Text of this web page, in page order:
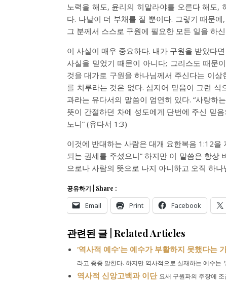
노력을 해도, 윤리의 히말라야를 오른다 해도
다. 나날이 더 부채를 질 뿐이다. 그렇기 때문
그 분께서 스스로 구원에 필요한 모든 일을 하
이 사실이 매우 중요하다. 내가 구원을 받았다
사실을 믿었기 때문이 아니다; 그리스도 때문
것을 대가로 구원을 하나님께서 주신다는 이
를 치루라는 것은 없다. 심지어 믿음이 그런
과라는 유다서의 말씀이 엄연히 있다. “사랑하
뜻이 간절하던 차에 성도에게 단번에 주신 믿
노니” (유다서 1:3)
이것에 반대하는 사람은 대개 요한복음 1:12을
되는 권세를 주셨으니” 하지만 이 말씀은 항상
으로나 사람의 뜻으로 나지 아니하고 오직 하
공유하기 | Share :
Email Print Facebook
관련된 글 | Related Articles
‘역사적 예수’는 예수가 부활하지 못했다는
라고 종종 말한다. 하지만 역사적으로 실재하는 예수
역사적 신앙고백과 이단 요새 구원파의 주장에